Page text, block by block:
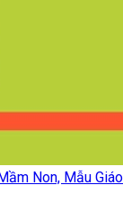
Non, Mẫu